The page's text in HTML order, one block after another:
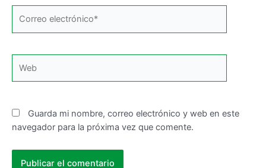
Guarda mi nombre, correo electrónico y web en este
navegador para la próxima vez que comente.